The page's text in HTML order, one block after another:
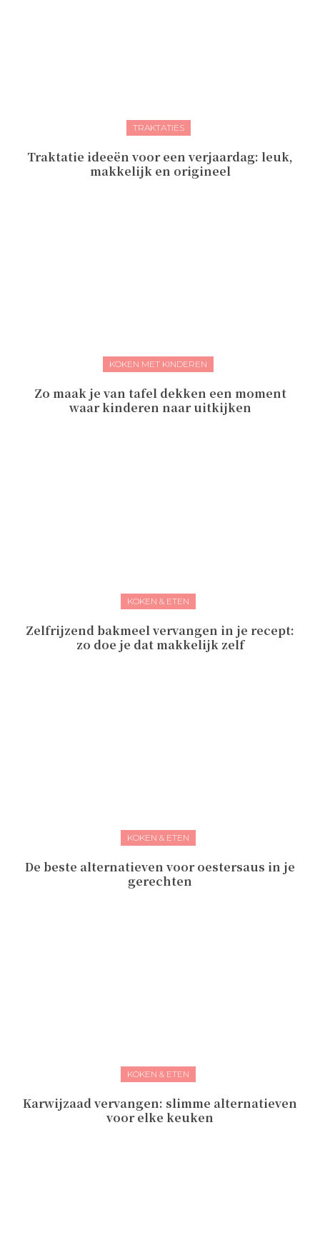
TRAKTATIES
Traktatie ideeën voor een verjaardag: leuk,
makkelijk en origineel
KOKEN MET KINDEREN
Zo maak je van tafel dekken een moment
waar kinderen naar uitkijken
KOKEN & ETEN
Zelfrijzend bakmeel vervangen in je recept:
zo doe je dat makkelijk zelf
KOKEN & ETEN
De beste alternatieven voor oestersaus in je
gerechten
KOKEN & ETEN
Karwijzaad vervangen: slimme alternatieven
voor elke keuken